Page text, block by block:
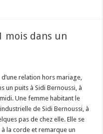
mois dans un
relation hors mariage,
un puits à Sidi Bernoussi, à
Une femme habitant le
de Sidi Bernoussi, à
pas de chez elle. Elle se
la corde et remarque un